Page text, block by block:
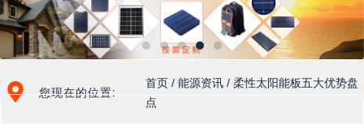
您现在的位置:
首页 /能源资讯 / 柔性太阳能板五大优势盘
点